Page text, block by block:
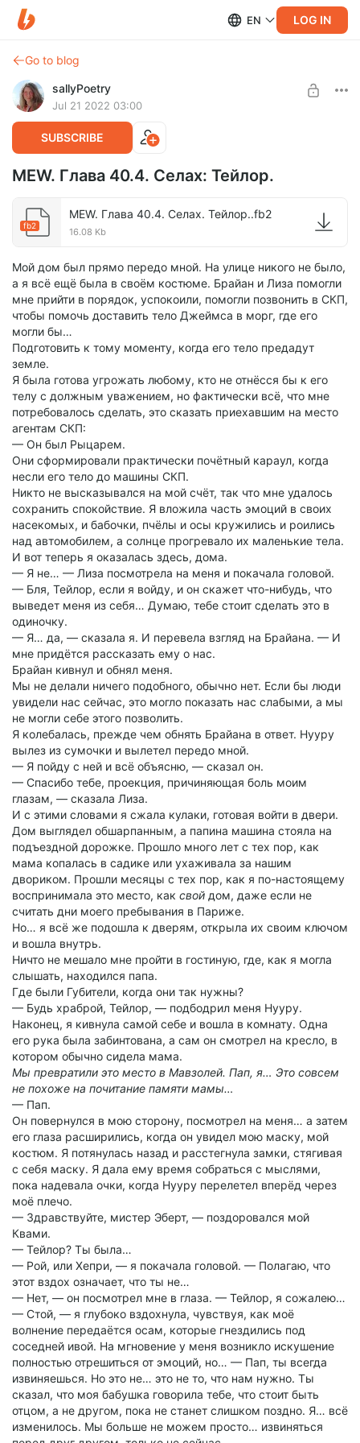
EN LOG IN
Go to blog
sallyPoetry
Jul 21 2022 03:00
SUBSCRIBE
MEW. Глава 40.4. Селах: Тейлор.
fb2
MEW. Глава 40.4. Селах. Тейлор..fb2
16.08 Kb
Мой дом был прямо передо мной. На улице никого не было,
а я всё ещё была в своём костюме. Брайан и Лиза помогли
мне прийти в порядок, успокоили, помогли позвонить в СКП,
чтобы помочь доставить тело Джеймса в морг, где его
могли бы…
Подготовить к тому моменту, когда его тело предадут
земле.
Я была готова угрожать любому, кто не отнёсся бы к его
телу с должным уважением, но фактически всё, что мне
потребовалось сделать, это сказать приехавшим на место
агентам СКП:
— Он был Рыцарем.
Они сформировали практически почётный караул, когда
несли его тело до машины СКП.
Никто не высказывался на мой счёт, так что мне удалось
сохранить спокойствие. Я вложила часть эмоций в своих
насекомых, и бабочки, пчёлы и осы кружились и роились
над автомобилем, а солнце прогревало их маленькие тела.
И вот теперь я оказалась здесь, дома.
— Я не… — Лиза посмотрела на меня и покачала головой.
— Бля, Тейлор, если я войду, и он скажет что-нибудь, что
выведет меня из себя… Думаю, тебе стоит сделать это в
одиночку.
— Я… да, — сказала я. И перевела взгляд на Брайана. — И
мне придётся рассказать ему о нас.
Брайан кивнул и обнял меня.
Мы не делали ничего подобного, обычно нет. Если бы люди
увидели нас сейчас, это могло показать нас слабыми, а мы
не могли себе этого позволить.
Я колебалась, прежде чем обнять Брайана в ответ. Нууру
вылез из сумочки и вылетел передо мной.
— Я пойду с ней и всё объясню, — сказал он.
— Спасибо тебе, проекция, причиняющая боль моим
глазам, — сказала Лиза.
И с этими словами я сжала кулаки, готовая войти в двери.
Дом выглядел обшарпанным, а папина машина стояла на
подъездной дорожке. Прошло много лет с тех пор, как
мама копалась в садике или ухаживала за нашим
двориком. Прошли месяцы с тех пор, как я по-настоящему
воспринимала это место, как свой дом, даже если не
считать дни моего пребывания в Париже.
Но… я всё же подошла к дверям, открыла их своим ключом
и вошла внутрь.
Ничто не мешало мне пройти в гостиную, где, как я могла
слышать, находился папа.
Где были Губители, когда они так нужны?
— Будь храброй, Тейлор, — подбодрил меня Нууру.
Наконец, я кивнула самой себе и вошла в комнату. Одна
его рука была забинтована, а сам он смотрел на кресло, в
котором обычно сидела мама.
Мы превратили это место в Мавзолей. Пап, я… Это совсем
не похоже на почитание памяти мамы…
— Пап.
Он повернулся в мою сторону, посмотрел на меня… а затем
его глаза расширились, когда он увидел мою маску, мой
костюм. Я потянулась назад и расстегнула замки, стягивая
с себя маску. Я дала ему время собраться с мыслями,
пока надевала очки, когда Нууру перелетел вперёд через
моё плечо.
— Здравствуйте, мистер Эберт, — поздоровался мой
Квами.
— Тейлор? Ты была…
— Рой, или Хепри, — я покачала головой. — Полагаю, что
этот вздох означает, что ты не…
— Нет, — он посмотрел мне в глаза. — Тейлор, я сожалею…
— Стой, — я глубоко вздохнула, чувствуя, как моё
волнение передаётся осам, которые гнездились под
соседней ивой. На мгновение у меня возникло искушение
полностью отрешиться от эмоций, но… — Пап, ты всегда
извиняешься. Но это не… это не то, что нам нужно. Ты
сказал, что моя бабушка говорила тебе, что стоит быть
отцом, а не другом, пока не станет слишком поздно. Я… всё
изменилось. Мы больше не можем просто… извиняться